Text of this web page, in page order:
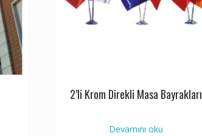
2’li Krom Direkli Masa Bayrakları
Devamını oku